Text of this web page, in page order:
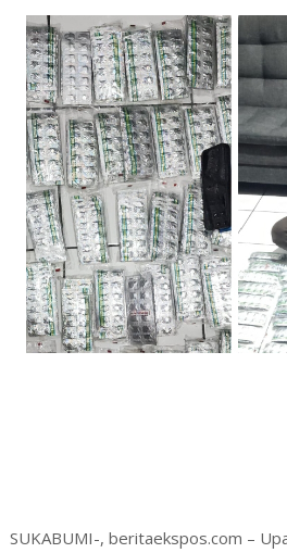
SUKABUMI-, beritaekspos.com –